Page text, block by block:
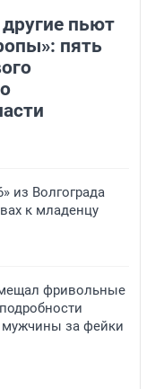
пьют
пять
из Волгограда
к младенцу
фривольные
мужчины за фейки